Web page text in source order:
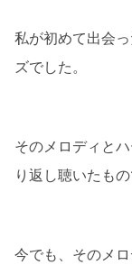
私が初めて出会
ズでした。
そのメロディと
り返し聴いたもの
今でも、そのメ